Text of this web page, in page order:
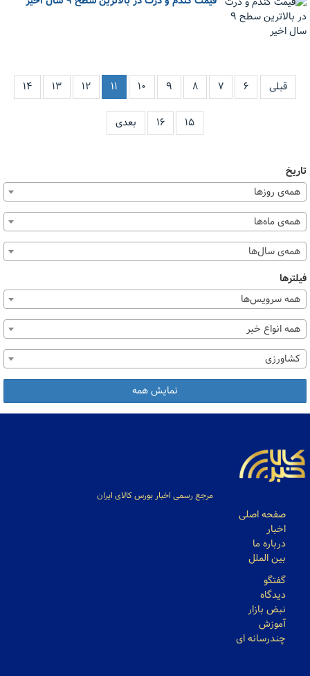
قبلی ۶ ۷ ۸ ۹ ۱۰ ۱۱ ۱۲ ۱۳ ۱۴
۱۵ ۱۶ بعدی
تاریخ
همه‌ی روزها
همه‌ی ماه‌ها
همه‌ی سال‌ها
فیلترها
همه سرویس‌ها
همه انواع خبر
کشاورزی
نمایش همه
مرجع رسمی اخبار بورس کالای ایران
صفحه اصلی
اخبار
درباره ما
بین الملل
گفتگو
دیدگاه
نبض بازار
آموزش
چندرسانه ای